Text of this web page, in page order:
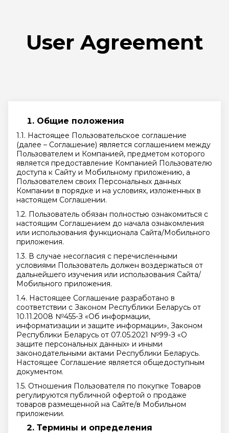
User Agreement
Общие положения
1.1. Настоящее Пользовательское соглашение
(далее – Соглашение) является соглашением между
Пользователем и Компанией, предметом которого
является предоставление Компанией Пользователю
доступа к Сайту и Мобильному приложению, а
Пользователем своих Персональных данных
Компании в порядке и на условиях, изложенных в
настоящем Соглашении.
1.2. Пользователь обязан полностью ознакомиться с
настоящим Соглашением до начала ознакомления
или использования функционала Сайта/Мобильного
приложения.
1.3. В случае несогласия с перечисленными
условиями Пользователь должен воздержаться от
дальнейшего изучения или использования Сайта/
Мобильного приложения.
1.4. Настоящее Соглашение разработано в
соответствии с Законом Республики Беларусь от
10.11.2008 №455-З «Об информации,
информатизации и защите информации», Законом
Республики Беларусь от 07.05.2021 №99-З «О
защите персональных данных» и иными
законодательными актами Республики Беларусь.
Настоящее Соглашение является общедоступным
документом.
1.5. Отношения Пользователя по покупке Товаров
регулируются публичной офертой о продаже
товаров размещенной на Сайте/в Мобильном
приложении.
Термины и определения